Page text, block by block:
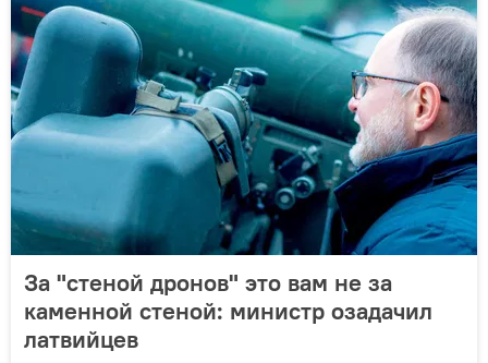
За "стеной дронов" это вам не за
каменной стеной: министр озадачил
латвийцев